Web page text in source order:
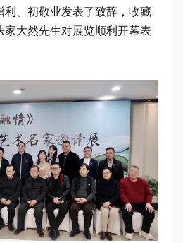
利、初敬业发表了致辞，收藏
家大然先生对展览顺利开幕表